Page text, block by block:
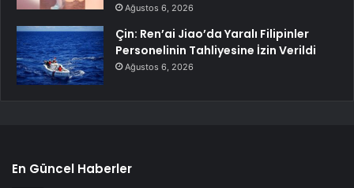
Ağustos 6, 2026
Çin: Ren’ai Jiao’da Yaralı Filipinler
Personelinin Tahliyesine İzin Verildi
Ağustos 6, 2026
En Güncel Haberler